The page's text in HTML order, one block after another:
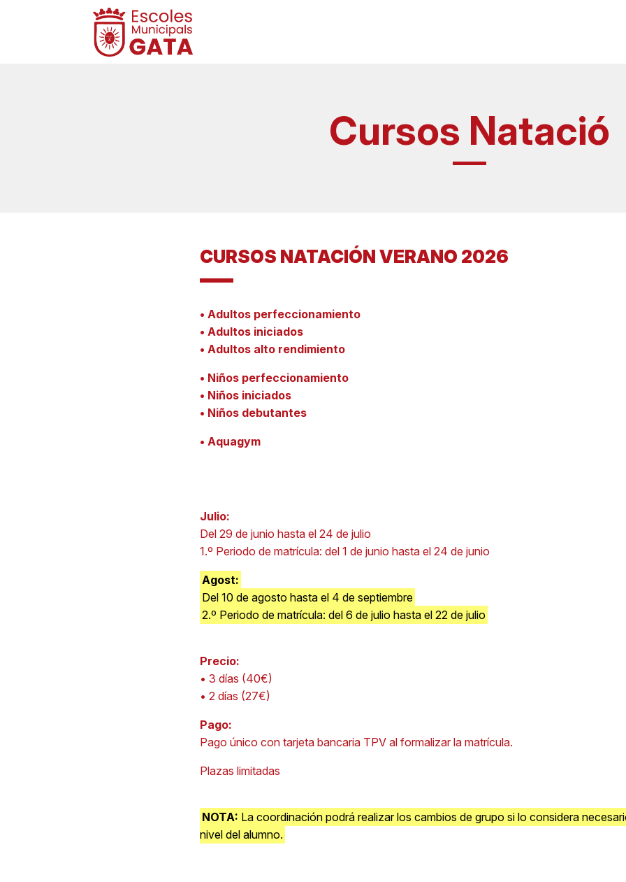
Cursos Natació
CURSOS NATACIÓN VERANO 2026
• Adultos perfeccionamiento
• Adultos iniciados
• Adultos alto rendimiento
• Niños perfeccionamiento
• Niños iniciados
• Niños debutantes
• Aquagym
Julio:
Del 29 de junio hasta el 24 de julio
1.º Periodo de matrícula: del 1 de junio hasta el 24 de junio
Agost:
Del 10 de agosto hasta el 4 de septiembre
2.º Periodo de matrícula: del 6 de julio hasta el 22 de julio
Precio:
• 3 días (40€)
• 2 días (27€)
Pago:
Pago único con tarjeta bancaria TPV al formalizar la matrícula.
Plazas limitadas
NOTA: La coordinación podrá realizar los cambios de grupo si lo considera
nivel del alumno.